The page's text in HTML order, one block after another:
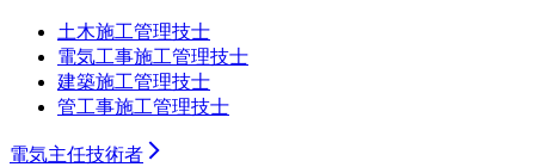
土木施工管理技士
電気工事施工管理技士
建築施工管理技士
管工事施工管理技士
電気主任技術者